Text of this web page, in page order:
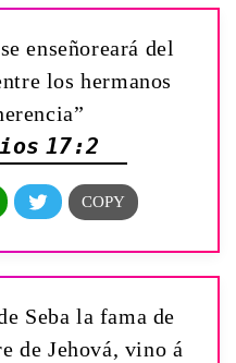
enseñoreará del
los hermanos
17:2
Seba la fama de
de Jehová, vino á